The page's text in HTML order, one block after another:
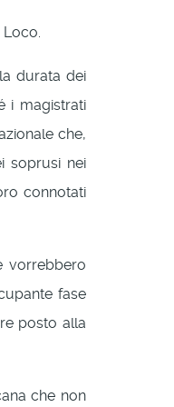
durata dei
i magistrati
che,
soprusi nei
connotati
vorrebbero
fase
posto alla
che non